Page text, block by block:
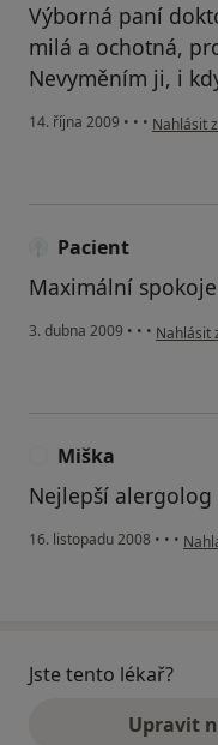
Výborná paní
milá a ochotná,
Nevyměním ji, i
14. října 2009 • • • podle
Nahlásit
Pacient
Maximální
3. dubna 2009 • • • podle
Nahlásit
Miška
Nejlepší
16. listopadu 2008 • • •
Jste tento lékař?
Upravit